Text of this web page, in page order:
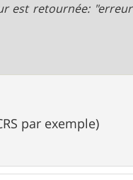
est retournée: "erreur
par exemple)